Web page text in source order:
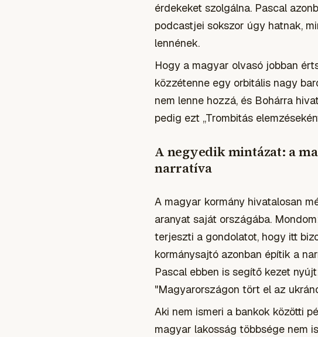
érdekeket szolgálna. Pascal
podcastjei sokszor úgy hatnak,
lennének.
Hogy a magyar olvasó jobban
közzétenne egy orbitális nagy
nem lenne hozzá, és Bohárra
pedig ezt „Trombitás
A negyedik mintázat: a
narratíva
A magyar kormány hivatalosan
aranyat saját országába.
terjeszti a gondolatot, hogy itt
kormánysajtó azonban építik a
Pascal ebben is segítő kezet
"Magyarországon tört el az
Aki nem ismeri a bankok közötti
magyar lakosság többsége nem